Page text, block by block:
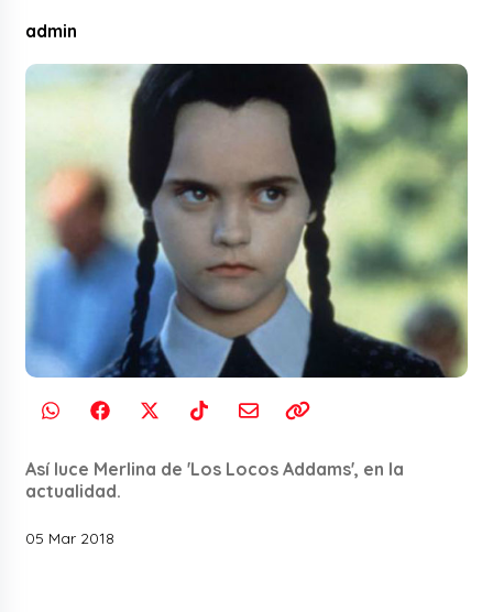
admin
Así luce Merlina de 'Los Locos Addams', en la
actualidad.
05 Mar 2018